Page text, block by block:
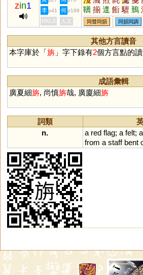
zin1
韉 揃 邅 餰 驙 鳽
鱣 籛 饘 鬋 牋 帴
李 p41 何 p189
HKLS 人文 同聲同韻 同韻同調
其他方言讀音
本字庫於「旃」字下錄有2個方言點的
成語彙輯
廣夏細旃, 尚慎旃哉, 廣廈細旃
詞類
n.
a red flag; a felt; a
from a staff bent